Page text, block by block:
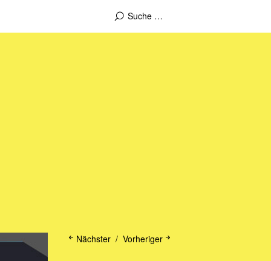
Vorheriger
Nächster